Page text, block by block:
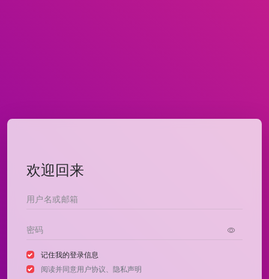
欢迎回来
记住我的登录信息
阅读并同意用户协议、 隐私声明